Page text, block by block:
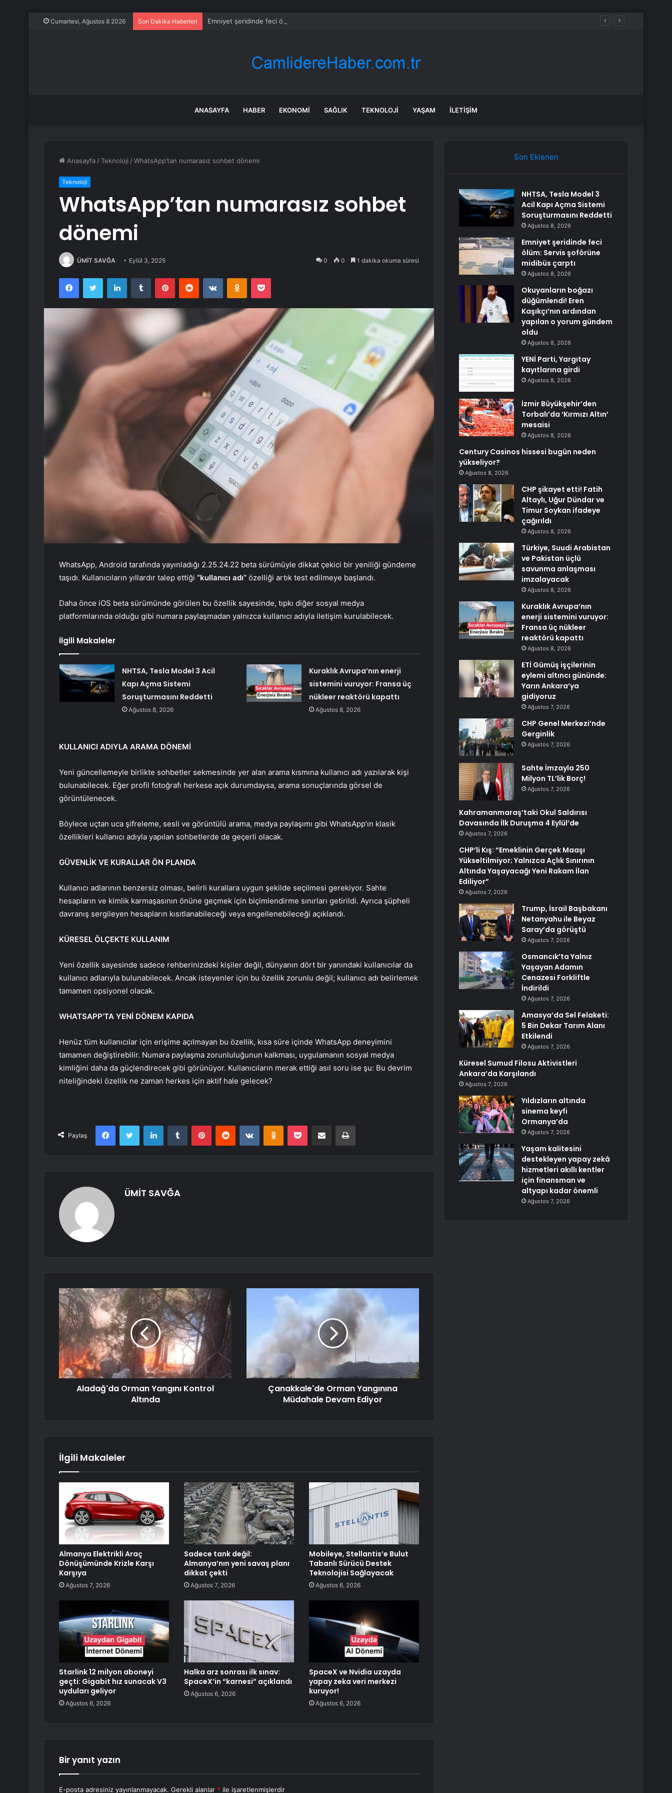
Cumartesi, Ağustos 8 2026 Son Dakika Haberleri Emniyet şeridinde feci ölüm: Servis şoförüne midibüs çarptı
ANASAYFA HABER EKONOMI SAĞLIK TEKNOLOJI YAŞAM İLETIŞIM
Anasayfa /Teknoloji /WhatsApp’tan numarasız sohbet dönemi
Teknoloji
WhatsApp’tan numarasız sohbet
dönemi
ÜMİT SAVĞA Eylül 3, 2025 0 0 1 dakika okuma süresi
FacebookTwitter LinkedInTumblr PinterestReddit VKontakteOdnoklassniki
Pocket
WhatsApp, Android tarafında yayınladığı 2.25.24.22 beta sürümüyle dikkat çekici bir yeniliği gündeme
taşıdı. Kullanıcıların yıllardır talep ettiği “kullanıcı adı” özelliği artık test edilmeye başlandı.
Daha önce iOS beta sürümünde görülen bu özellik sayesinde, tıpkı diğer sosyal medya
platformlarında olduğu gibi numara paylaşmadan yalnızca kullanıcı adıyla iletişim kurulabilecek.
İlgili Makaleler
NHTSA, Tesla Model 3 Acil
Kapı Açma Sistemi
Soruşturmasını Reddetti
Ağustos 8, 2026
Kuraklık Avrupa’nın enerji
sistemini vuruyor: Fransa üç
nükleer reaktörü kapattı
Ağustos 8, 2026
KULLANICI ADIYLA ARAMA DÖNEMİ
Yeni güncellemeyle birlikte sohbetler sekmesinde yer alan arama kısmına kullanıcı adı yazılarak kişi
bulunabilecek. Eğer profil fotoğrafı herkese açık durumdaysa, arama sonuçlarında görsel de
görüntülenecek.
Böylece uçtan uca şifreleme, sesli ve görüntülü arama, medya paylaşımı gibi WhatsApp’ın klasik
özellikleri kullanıcı adıyla yapılan sohbetlerde de geçerli olacak.
GÜVENLİK VE KURALLAR ÖN PLANDA
Kullanıcı adlarının benzersiz olması, belirli kurallara uygun şekilde seçilmesi gerekiyor. Sahte
hesapların ve kimlik karmaşasının önüne geçmek için biçimlendirme sınırları getirildi. Ayrıca şüpheli
davranış sergileyen hesapların kısıtlanabileceği veya engellenebileceği açıklandı.
KÜRESEL ÖLÇEKTE KULLANIM
Yeni özellik sayesinde sadece rehberinizdeki kişiler değil, dünyanın dört bir yanındaki kullanıcılar da
kullanıcı adlarıyla bulunabilecek. Ancak isteyenler için bu özellik zorunlu değil; kullanıcı adı belirlemek
tamamen opsiyonel olacak.
WHATSAPP’TA YENİ DÖNEM KAPIDA
Henüz tüm kullanıcılar için erişime açılmayan bu özellik, kısa süre içinde WhatsApp deneyimini
tamamen değiştirebilir. Numara paylaşma zorunluluğunun kalkması, uygulamanın sosyal medya
kimliğini daha da güçlendirecek gibi görünüyor. Kullanıcıların merak ettiği asıl soru ise şu: Bu devrim
niteliğindeki özellik ne zaman herkes için aktif hale gelecek?
Paylaş
FacebookTwitter LinkedInTumblr PinterestReddit VKontakteOdnoklassniki
Pocket E-Posta ile paylaş Yazdır
ÜMİT SAVĞA
Aladağ'da Orman Yangını Kontrol
Altında
Çanakkale'de Orman Yangınına
Müdahale Devam Ediyor
İlgili Makaleler
Almanya Elektrikli Araç
Dönüşümünde Krizle Karşı
Karşıya
Ağustos 7, 2026
Sadece tank değil:
Almanya’nın yeni savaş planı
dikkat çekti
Ağustos 7, 2026
Mobileye, Stellantis’e Bulut
Tabanlı Sürücü Destek
Teknolojisi Sağlayacak
Ağustos 6, 2026
Starlink 12 milyon aboneyi
geçti: Gigabit hız sunacak V3
uyduları geliyor
Ağustos 6, 2026
Halka arz sonrası ilk sınav:
SpaceX’in “karnesi” açıklandı
Ağustos 6, 2026
SpaceX ve Nvidia uzayda
yapay zeka veri merkezi
kuruyor!
Ağustos 6, 2026
Bir yanıt yazın
E-posta adresiniz yayınlanmayacak. Gerekli alanlar * ile işaretlenmişlerdir
Son Eklenen
NHTSA, Tesla Model 3
Acil Kapı Açma Sistemi
Soruşturmasını Reddetti
Ağustos 8, 2026
Emniyet şeridinde feci
ölüm: Servis şoförüne
midibüs çarptı
Ağustos 8, 2026
Okuyanların boğazı
düğümlendi! Eren
Kaşıkçı’nın ardından
yapılan o yorum gündem
oldu
Ağustos 8, 2026
YENİ Parti, Yargıtay
kayıtlarına girdi
Ağustos 8, 2026
İzmir Büyükşehir’den
Torbalı’da ‘Kırmızı Altın’
mesaisi
Ağustos 8, 2026
Century Casinos hissesi bugün neden
yükseliyor?
Ağustos 8, 2026
CHP şikayet etti! Fatih
Altaylı, Uğur Dündar ve
Timur Soykan ifadeye
çağırıldı
Ağustos 8, 2026
Türkiye, Suudi Arabistan
ve Pakistan üçlü
savunma anlaşması
imzalayacak
Ağustos 8, 2026
Kuraklık Avrupa’nın
enerji sistemini vuruyor:
Fransa üç nükleer
reaktörü kapattı
Ağustos 8, 2026
ETİ Gümüş işçilerinin
eylemi altıncı gününde:
Yarın Ankara’ya
gidiyoruz
Ağustos 7, 2026
CHP Genel Merkezi’nde
Gerginlik
Ağustos 7, 2026
Sahte İmzayla 250
Milyon TL’lik Borç!
Ağustos 7, 2026
Kahramanmaraş’taki Okul Saldırısı
Davasında İlk Duruşma 4 Eylül’de
Ağustos 7, 2026
CHP’li Kış: “Emeklinin Gerçek Maaşı
Yükseltilmiyor; Yalnızca Açlık Sınırının
Altında Yaşayacağı Yeni Rakam İlan
Ediliyor”
Ağustos 7, 2026
Trump, İsrail Başbakanı
Netanyahu ile Beyaz
Saray’da görüştü
Ağustos 7, 2026
Osmancık’ta Yalnız
Yaşayan Adamın
Cenazesi Forkliftle
İndirildi
Ağustos 7, 2026
Amasya’da Sel Felaketi:
5 Bin Dekar Tarım Alanı
Etkilendi
Ağustos 7, 2026
Küresel Sumud Filosu Aktivistleri
Ankara’da Karşılandı
Ağustos 7, 2026
Yıldızların altında
sinema keyfi
Ormanya’da
Ağustos 7, 2026
Yaşam kalitesini
destekleyen yapay zekâ
hizmetleri akıllı kentler
için finansman ve
altyapı kadar önemli
Ağustos 7, 2026